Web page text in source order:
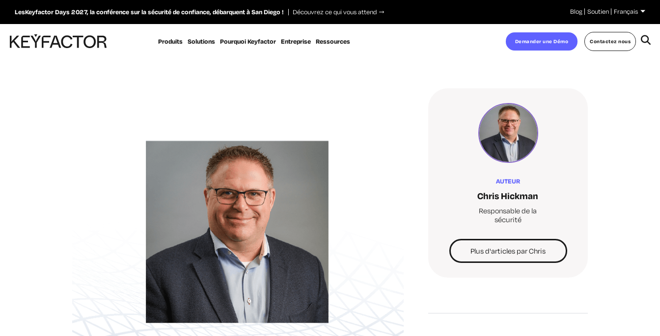
LesKeyfactor Days 2027, la conférence sur la sécurité de confiance, débarquent à San Diego ! Découvrez ce qui vous attend Blog Soutien Français
Produits Solutions Pourquoi Keyfactor Entreprise Ressources Demander une Démo Contactez nous
AUTEUR
Chris Hickman
Responsable de la
sécurité
Plus d'articles par Chris